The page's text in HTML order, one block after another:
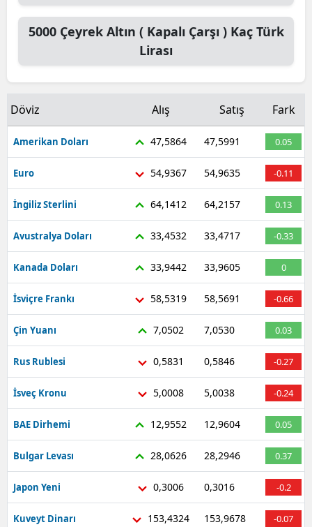
5000 Çeyrek Altın ( Kapalı Çarşı )Kaç Türk
Lirası
Döviz Alış Satış Fark
Amerikan Doları 47,5864 47,5991 0.05
Euro 54,9367 54,9635 -0.11
İngiliz Sterlini 64,1412 64,2157 0.13
Avustralya Doları 33,4532 33,4717 -0.33
Kanada Doları 33,9442 33,9605 0
İsviçre Frankı 58,5319 58,5691 -0.66
Çin Yuanı 7,0502 7,0530 0.03
Rus Rublesi 0,5831 0,5846 -0.27
İsveç Kronu 5,0008 5,0038 -0.24
BAE Dirhemi 12,9552 12,9604 0.05
Bulgar Levası 28,0626 28,2946 0.37
Japon Yeni 0,3006 0,3016 -0.2
Kuveyt Dinarı 153,4324 153,9678 -0.07